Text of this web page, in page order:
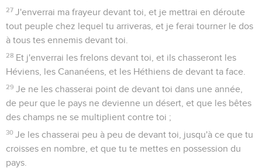
27 J'enverrai ma frayeur devant toi, et je mettrai en déroute
tout peuple chez lequel tu arriveras, et je ferai tourner le dos
à tous tes ennemis devant toi.
28 Et j'enverrai les frelons devant toi, et ils chasseront les
Héviens, les Cananéens, et les Héthiens de devant ta face.
29 Je ne les chasserai point de devant toi dans une année,
de peur que le pays ne devienne un désert, et que les bêtes
des champs ne se multiplient contre toi ;
30 Je les chasserai peu à peu de devant toi, jusqu'à ce que tu
croisses en nombre, et que tu te mettes en possession du
pays.